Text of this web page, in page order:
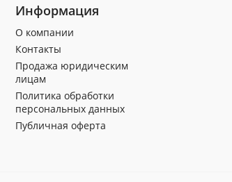
Информация
О компании
Контакты
Продажа юридическим
лицам
Политика обработки
персональных данных
Публичная оферта